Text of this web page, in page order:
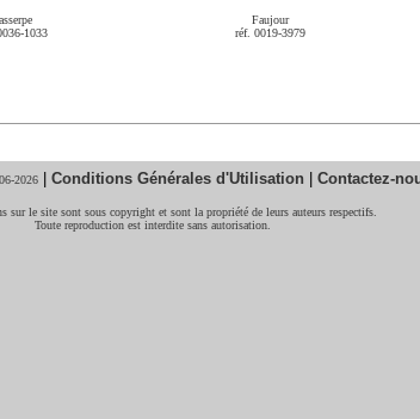
1033
Faujour
réf. 0019-3979
2026 | Conditions Générales d'Utilisation | Contactez-
sur le site sont sous copyright et sont la propriété de leurs auteurs respectifs.
Toute reproduction est interdite sans autorisation.